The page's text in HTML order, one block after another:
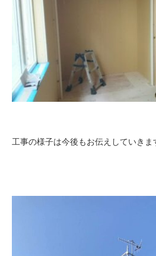
工事の様子は今後もお伝えしていき